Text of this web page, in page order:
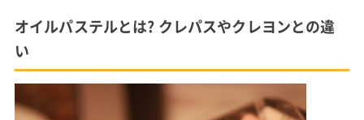
オイルパステルとは? クレパスやクレヨンとの違
い